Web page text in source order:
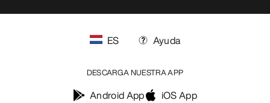
ES Ayuda
DESCARGA NUESTRA APP
Android App iOS App